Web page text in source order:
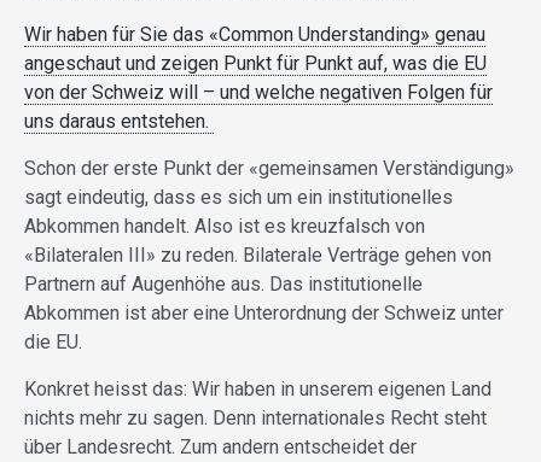
Wir haben für Sie das «Common Understanding» genau
angeschaut und zeigen Punkt für Punkt auf, was die EU
von der Schweiz will – und welche negativen Folgen für
uns daraus entstehen.
Schon der erste Punkt der «gemeinsamen Verständigung»
sagt eindeutig, dass es sich um ein institutionelles
Abkommen handelt. Also ist es kreuzfalsch von
«Bilateralen III» zu reden. Bilaterale Verträge gehen von
Partnern auf Augenhöhe aus. Das institutionelle
Abkommen ist aber eine Unterordnung der Schweiz unter
die EU.
Konkret heisst das: Wir haben in unserem eigenen Land
nichts mehr zu sagen. Denn internationales Recht steht
über Landesrecht. Zum andern entscheidet der